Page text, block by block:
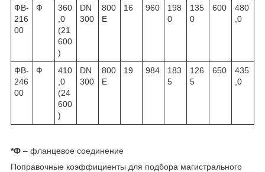
ФВ-
216
00
Ф
360
,0
(21
600
)
DN
300
800
E
16 960
198
0
135
0
600
480
,0
ФВ-
246
00
Ф
410
,0
(24
600
)
DN
300
800
E
19 984
183
5
126
5
650
435
,0
*Ф – фланцевое соединение
Поправочные коэффициенты для подбора магистрального